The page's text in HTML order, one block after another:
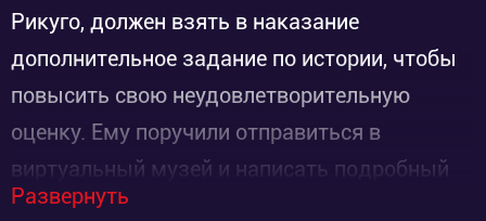
Рикуго, должен взять в наказание
дополнительное задание по истории, чтобы
повысить свою неудовлетворительную
оценку. Ему поручили отправиться в
виртуальный музей и написать подробный
отчет. Музей позволял посетителям
Развернуть